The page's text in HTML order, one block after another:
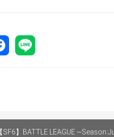
ント表はチェックイン時間終
制限: 日本国内限定
付き選手の参加可否: 可
【SF6】BATTLE LEAGUE